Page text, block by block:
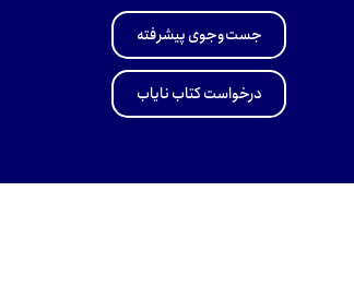
جست‌وجوی پیشرفته
درخواست کتاب نایاب